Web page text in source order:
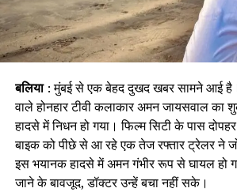
बलिया: मुंबई से एक बेहद दुखद खबर सामने आई
वाले होनहार टीवी कलाकार अमन जायसवाल
हादसे में निधन हो गया। फिल्म सिटी के पास
बाइक को पीछे से आ रहे एक तेज रफ्तार ट्रेलर ने
इस भयानक हादसे में अमन गंभीर रूप से घायल हो
जाने के बावजूद, डॉक्टर उन्हें बचा नहीं सके।